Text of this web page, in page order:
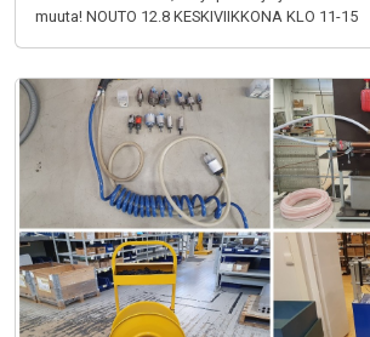
muuta! NOUTO 12.8 KESKIVIIKKONA KLO 11-15